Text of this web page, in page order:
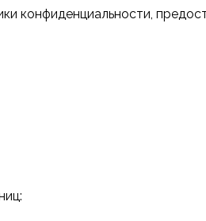
конфиденциальности,